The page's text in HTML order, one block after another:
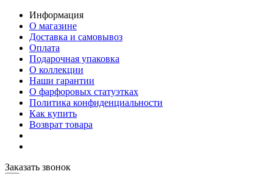
Информация
О магазине
Доставка и самовывоз
Оплата
Подарочная упаковка
О коллекции
Наши гарантии
О фарфоровых статуэтках
Политика конфиденциальности
Как купить
Возврат товара
Заказать звонок